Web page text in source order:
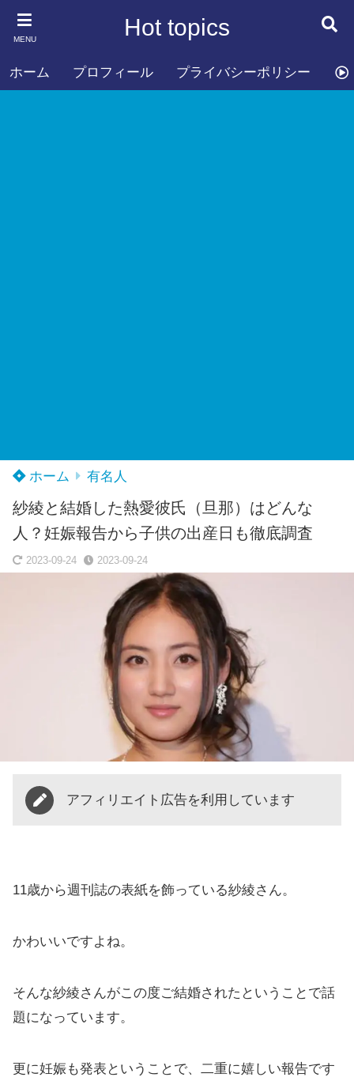
MENU Hot topics
ホーム プロフィール プライバシーポリシー お
ホーム 有名人
紗綾と結婚した熱愛彼氏（旦那）はどんな
人？妊娠報告から子供の出産日も徹底調査
2023-09-24 2023-09-24
アフィリエイト広告を利用しています
11歳から週刊誌の表紙を飾っている紗綾さん。
かわいいですよね。
そんな紗綾さんがこの度ご結婚されたということで話
題になっています。
更に妊娠も発表ということで、二重に嬉しい報告です